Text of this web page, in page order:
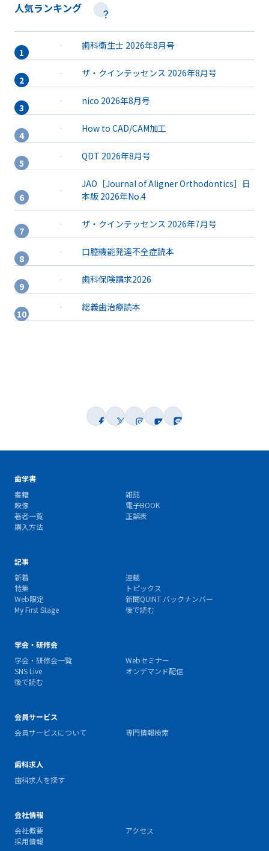
人気ランキング
歯科衛生士 2026年8月号
ザ・クインテッセンス 2026年8月号
nico 2026年8月号
How to CAD/CAM加工
QDT 2026年8月号
JAO［Journal of Aligner Orthodontics］日
本版 2026年No.4
ザ・クインテッセンス 2026年7月号
口腔機能発達不全症読本
歯科保険請求2026
総義歯治療読本
歯学書
書籍
雑誌
映像
電子BOOK
著者一覧
正誤表
購入方法
記事
新着
連載
特集
トピックス
Web限定
新聞QUINT バックナンバー
My First Stage
後で読む
学会・研修会
学会・研修会一覧
Webセミナー
SNS Live
オンデマンド配信
後で読む
会員サービス
会員サービスについて
専門情報検索
歯科求人
歯科求人を探す
会社情報
会社概要
アクセス
採用情報